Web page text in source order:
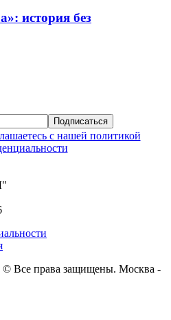
история без
с нашей политикой
© Все права защищены. Москва -